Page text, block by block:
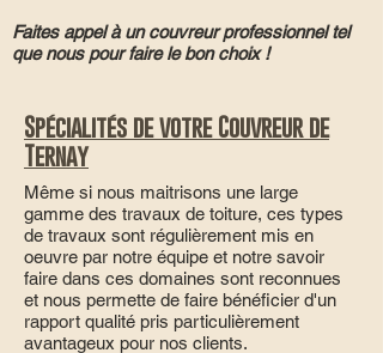
Faites appel à un couvreur professionnel tel
que nous pour faire le bon choix !
Spécialités de votre Couvreur de
Ternay
Même si nous maitrisons une large
gamme des travaux de toiture, ces types
de travaux sont régulièrement mis en
oeuvre par notre équipe et notre savoir
faire dans ces domaines sont reconnues
et nous permette de faire bénéficier d'un
rapport qualité pris particulièrement
avantageux pour nos clients.